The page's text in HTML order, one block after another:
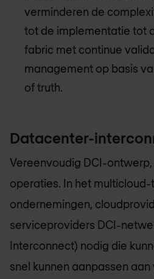
verminderen de
tot de implementatie tot
fabric met continue
management op basis
of truth.
Datacenter-
Vereenvoudig DCI-
operaties. In het
ondernemingen,
serviceproviders DCI-
Interconnect) nodig die
snel kunnen aanpassen